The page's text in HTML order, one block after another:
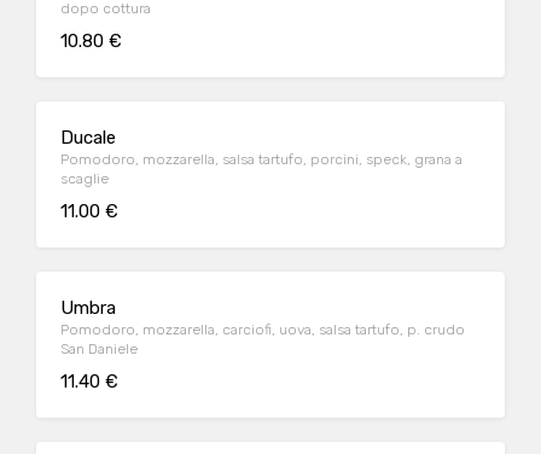
dopo cottura
10.80 €
Ducale
Pomodoro, mozzarella, salsa tartufo, porcini, speck, grana a
scaglie
11.00 €
Umbra
Pomodoro, mozzarella, carciofi, uova, salsa tartufo, p. crudo
San Daniele
11.40 €